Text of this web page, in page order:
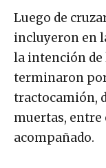
Luego de
incluyeron en
la intención de
terminaron
tractocamión,
muertas, entre
acompañado.